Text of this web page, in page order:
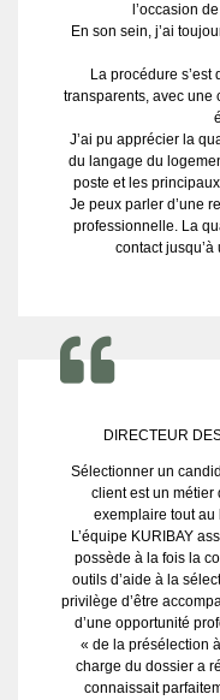
l’occasion
En son sein, j’ai
La procédure
transparents, avec une
J’ai pu apprécier la
du langage du
poste et les
Je peux parler d’une
professionnelle. La
contact
DIRECTEUR
Sélectionner un
client est un
exemplaire tout au
L’équipe KURIBAY
possède à la fois la
outils d’aide à la
privilège d’être
d’une opportunité
« de la présélection
charge du dossier a
connaissait